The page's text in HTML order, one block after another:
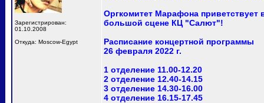
Зарегистрирован:
01.10.2008
Откуда: Moscow-Egypt
Оргкомитет Марафона приветствует
большой сцене КЦ "Салют"!
Расписание концертной программы
26 февраля 2022 г.
1 отделение 11.00-12.20
2 отделение 12.40-14.15
3 отделение 14.30-16.00
4 отделение 16.15-17.45